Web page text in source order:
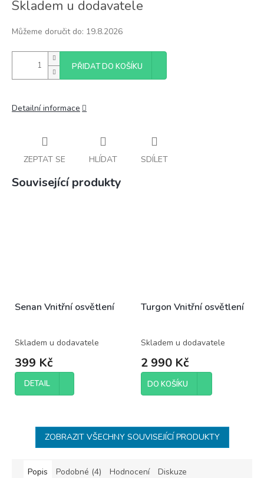
cena:
Skladem u dodavatele
Můžeme doručit do: 19.8.2026
PŘIDAT DO KOŠÍKU
Detailní informace
ZEPTAT SE HLÍDAT SDÍLET
Související produkty
Senan Vnitřní osvětlení
Skladem u dodavatele
399 Kč
DETAIL
Turgon Vnitřní osvětlení
Skladem u dodavatele
2 990 Kč
DO KOŠÍKU
ZOBRAZIT VŠECHNY SOUVISEJÍCÍ PRODUKTY
Popis Podobné (4) Hodnocení Diskuze